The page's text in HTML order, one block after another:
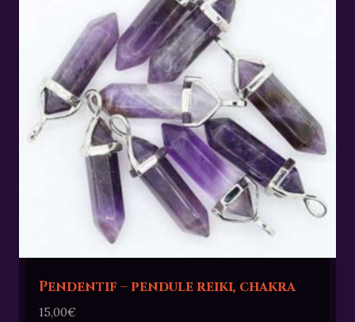
Pendentif – pendule reiki, chakra
15,00€